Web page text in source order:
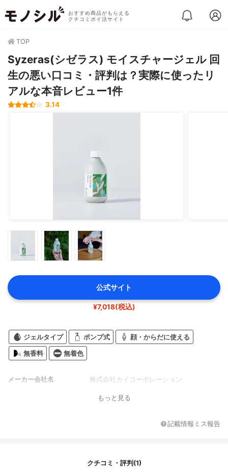
おすすめ商品がもらえる
クチコミポイ活サイト
TOP
Syzeras(シゼラス) モイスチャージェル 回
生の悪い口コミ・評判は？実際に使ったリ
アルな本音レビュー1件
3.14
公式サイト
¥7,018(税込)
ジェルタイプ ポンプ式 顔・からだに使える
無香料 無着色
メーカー会社名 株式会社カイコーポレーション
もっと見る
記載情報ミス報告
クチコミ・評判(1)